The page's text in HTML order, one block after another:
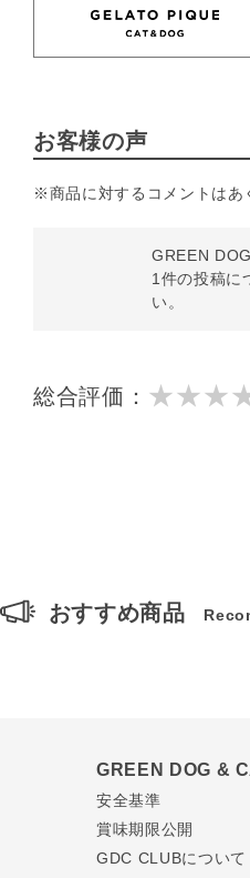
お客様の声
※商品に対するコメントはあ
GREEN
1件の投稿に
い。
総合評価：
おすすめ商品
GREEN DOG &
安全基準
賞味期限公開
GDC CLUBについて